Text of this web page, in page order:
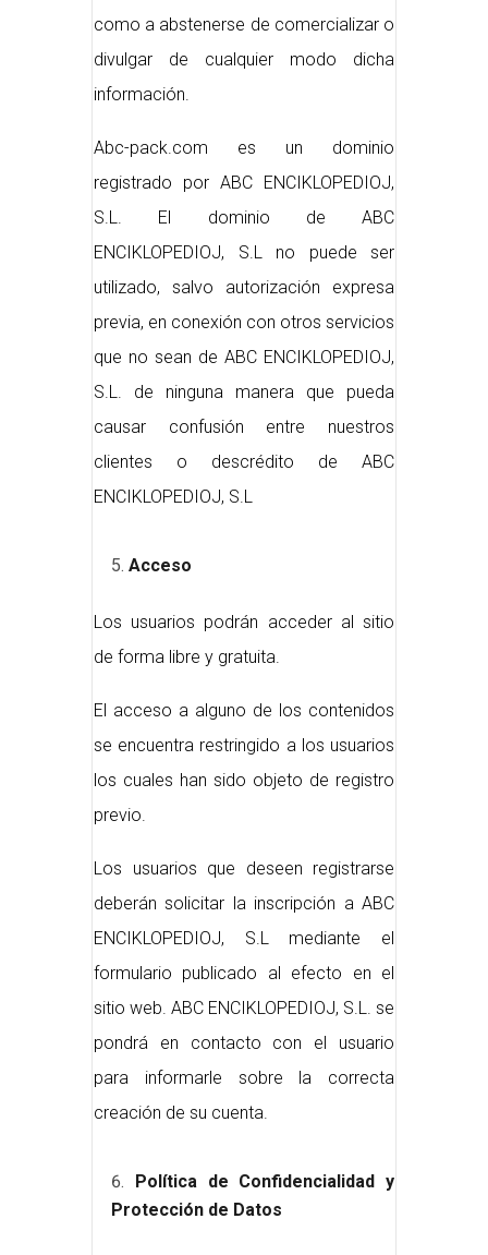
como a abstenerse de comercializar o
divulgar de cualquier modo dicha
información.
Abc-pack.com es un dominio
registrado por ABC ENCIKLOPEDIOJ,
S.L. El dominio de ABC
ENCIKLOPEDIOJ, S.L no puede ser
utilizado, salvo autorización expresa
previa, en conexión con otros servicios
que no sean de ABC ENCIKLOPEDIOJ,
S.L. de ninguna manera que pueda
causar confusión entre nuestros
clientes o descrédito de ABC
ENCIKLOPEDIOJ, S.L
Acceso
Los usuarios podrán acceder al sitio
de forma libre y gratuita.
El acceso a alguno de los contenidos
se encuentra restringido a los usuarios
los cuales han sido objeto de registro
previo.
Los usuarios que deseen registrarse
deberán solicitar la inscripción a ABC
ENCIKLOPEDIOJ, S.L mediante el
formulario publicado al efecto en el
sitio web. ABC ENCIKLOPEDIOJ, S.L. se
pondrá en contacto con el usuario
para informarle sobre la correcta
creación de su cuenta.
Política de Confidencialidad y
Protección de Datos